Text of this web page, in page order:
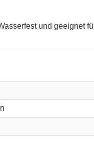
und geeignet